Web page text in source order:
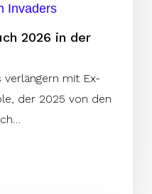
Invaders
2026 in der
verlängern mit Ex-
der 2025 von den